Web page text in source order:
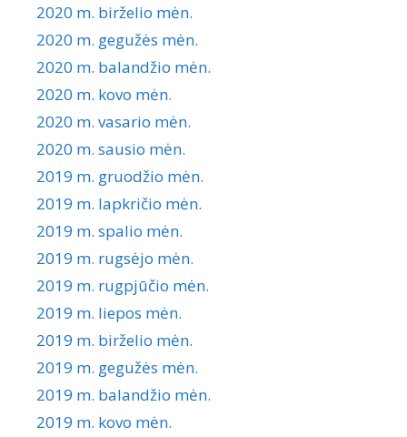
2020 m. birželio mėn.
2020 m. gegužės mėn.
2020 m. balandžio mėn.
2020 m. kovo mėn.
2020 m. vasario mėn.
2020 m. sausio mėn.
2019 m. gruodžio mėn.
2019 m. lapkričio mėn.
2019 m. spalio mėn.
2019 m. rugsėjo mėn.
2019 m. rugpjūčio mėn.
2019 m. liepos mėn.
2019 m. birželio mėn.
2019 m. gegužės mėn.
2019 m. balandžio mėn.
2019 m. kovo mėn.